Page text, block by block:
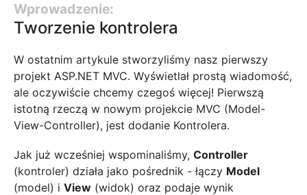
Wprowadzenie:
Tworzenie kontrolera
W ostatnim artykule stworzyliśmy nasz pierwszy
projekt ASP.NET MVC. Wyświetlał prostą wiadomość,
ale oczywiście chcemy czegoś więcej! Pierwszą
istotną rzeczą w nowym projekcie MVC (Model-
View-Controller), jest dodanie Kontrolera.
Jak już wcześniej wspominaliśmy, Controller
(kontroler) działa jako pośrednik - łączy Model
(model) i View (widok) oraz podaje wynik